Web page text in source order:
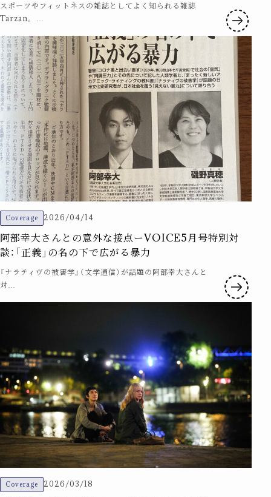
スポーツやフィットネスの雑誌としてよく知られる雑誌
Tarzan。 …
Coverage 2026/04/14
阿部幸大さんとの意外な接点ーVOICE5月号特別対
談：「正義」の名の下で広がる暴力
『ナラティヴの被害学』（文学通信）が話題の阿部幸大さんと
対…
Coverage 2026/03/18